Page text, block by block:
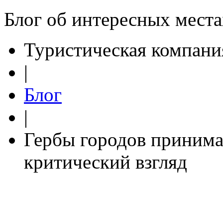
Блог об интересных
Туристическая
|
Блог
|
Гербы городов
критический взгляд